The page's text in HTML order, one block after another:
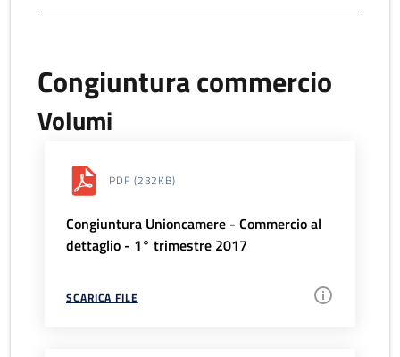
Congiuntura commercio
Volumi
PDF (232KB)
Congiuntura Unioncamere - Commercio al
dettaglio - 1° trimestre 2017
SCARICA FILE